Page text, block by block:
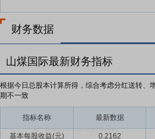
财务数据
山煤国际最新财务指标
根据今日总股本计算所得，综合考虑分红送转、
期不一致
指标名称 最新数据
基本每股收益(元) 0.2162